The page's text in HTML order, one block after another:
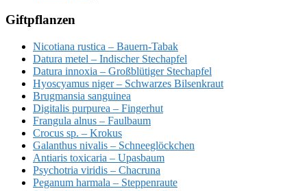
Giftpflanzen
Nicotiana rustica – Bauern-Tabak
Datura metel – Indischer Stechapfel
Datura innoxia – Großblütiger Stechapfel
Hyoscyamus niger – Schwarzes Bilsenkraut
Brugmansia sanguinea
Digitalis purpurea – Fingerhut
Frangula alnus – Faulbaum
Crocus sp. – Krokus
Galanthus nivalis – Schneeglöckchen
Antiaris toxicaria – Upasbaum
Psychotria viridis – Chacruna
Peganum harmala – Steppenraute